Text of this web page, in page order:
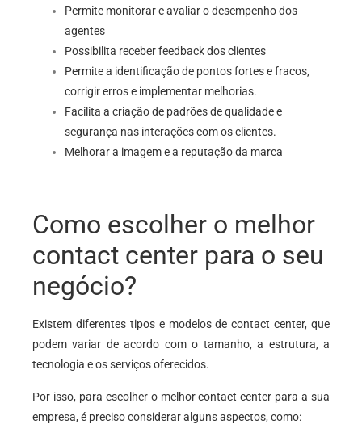
Permite monitorar e avaliar o desempenho dos
agentes
Possibilita receber feedback dos clientes
Permite a identificação de pontos fortes e fracos,
corrigir erros e implementar melhorias.
Facilita a criação de padrões de qualidade e
segurança nas interações com os clientes.
Melhorar a imagem e a reputação da marca
Como escolher o melhor
contact center para o seu
negócio?
Existem diferentes tipos e modelos de contact center, que
podem variar de acordo com o tamanho, a estrutura, a
tecnologia e os serviços oferecidos.
Por isso, para escolher o melhor contact center para a sua
empresa, é preciso considerar alguns aspectos, como: